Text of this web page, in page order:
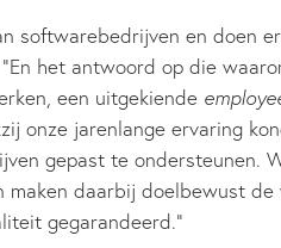
softwarebedrijven en doen
het antwoord op die
een uitgekiende
onze jarenlange ervaring
gepast te ondersteunen.
maken daarbij doelbewust
gegarandeerd.”